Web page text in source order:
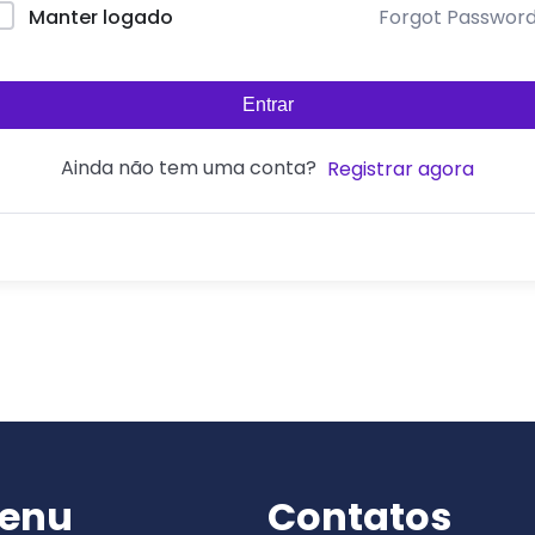
Manter logado Forgot
Entrar
Ainda não tem uma conta? Registrar agora
Contatos